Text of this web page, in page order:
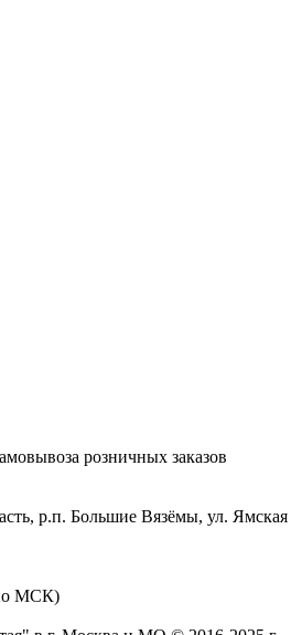
розничных заказов
р.п. Большие Вязёмы, ул. Ямская
МСК)